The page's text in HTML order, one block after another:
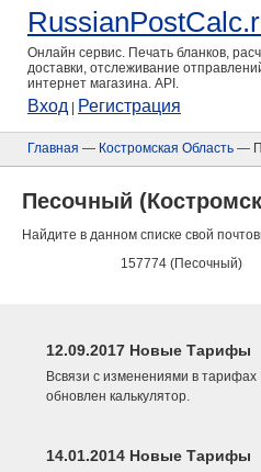
Онлайн сервис. Печать бланков,
доставки, отслеживание
интернет магазина. API.
Вход Регистрация
Главная — Костромская Область —
Песочный
Найдите в данном списке свой
157774 (Песочный)
12.09.2017 Новые Тарифы
Всвязи с изменениями в
обновлен калькулятор.
14.01.2014 Новые Тарифы